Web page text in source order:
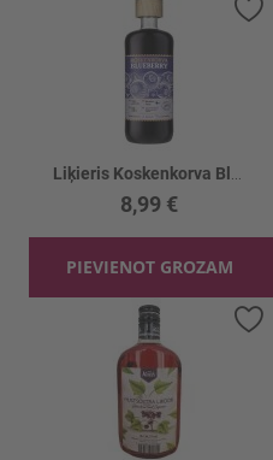
8,99 €
PIEVIENOT GROZAM